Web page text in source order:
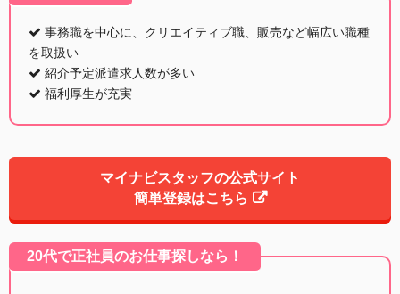
事務職を中心に、クリエイティブ職、販売など幅広い職種
を取扱い
紹介予定派遣求人数が多い
福利厚生が充実
マイナビスタッフの公式サイト
簡単登録はこちら
20代で正社員のお仕事探しなら！